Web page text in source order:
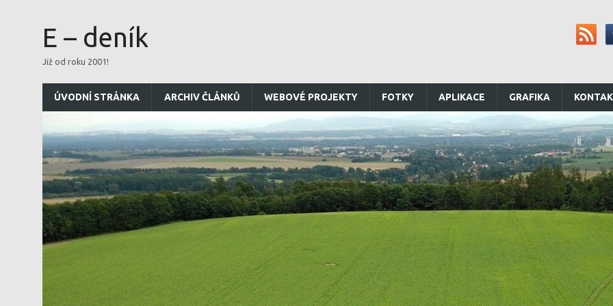
E – deník
Již od roku 2001!
ÚVODNÍ STRÁNKA ARCHIV ČLÁNKŮ WEBOVÉ PROJEKTY FOTKY APLIKACE GRAFIKA